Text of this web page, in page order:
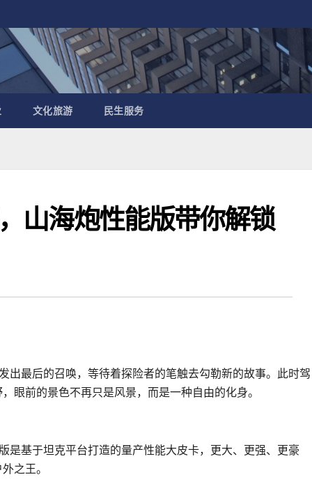
文化旅游 民生服务
山海炮性能版带你解锁
出最后的召唤，等待着探险者的笔触去勾勒新的故事。此时驾
眼前的景色不再只是风景，而是一种自由的化身。
是基于坦克平台打造的量产性能大皮卡，更大、更强、更豪
之王。